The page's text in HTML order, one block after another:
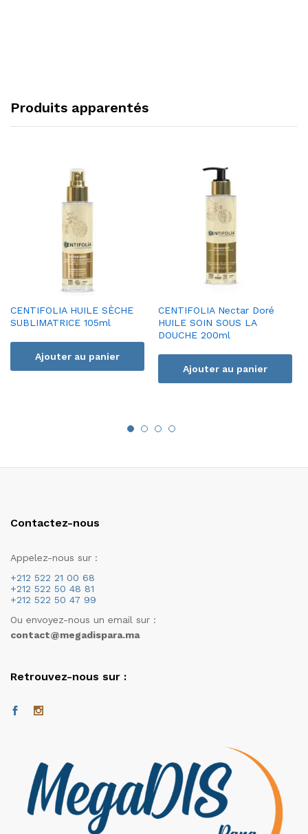
Produits apparentés
CENTIFOLIA HUILE SÈCHE
SUBLIMATRICE 105ml
Ajouter au panier
CENTIFOLIA Nectar Doré
HUILE SOIN SOUS LA
DOUCHE 200ml
Ajouter au panier
Contactez-nous
Appelez-nous sur :
+212 522 21 00 68
+212 522 50 48 81
+212 522 50 47 99
Ou envoyez-nous un email sur :
contact@megadispara.ma
Retrouvez-nous sur :